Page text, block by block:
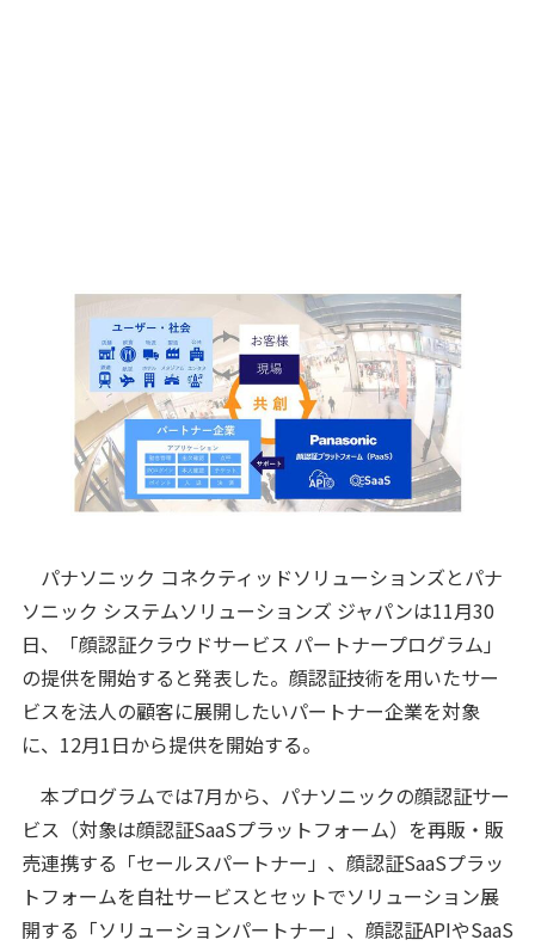
パナソニック コネクティッドソリューションズとパナ
ソニック システムソリューションズ ジャパンは11月30
日、「顔認証クラウドサービス パートナープログラム」
の提供を開始すると発表した。顔認証技術を用いたサー
ビスを法人の顧客に展開したいパートナー企業を対象
に、12月1日から提供を開始する。
本プログラムでは7月から、パナソニックの顔認証サー
ビス（対象は顔認証SaaSプラットフォーム）を再販・販
売連携する「セールスパートナー」、顔認証SaaSプラッ
トフォームを自社サービスとセットでソリューション展
開する「ソリューションパートナー」、顔認証APIやSaaS